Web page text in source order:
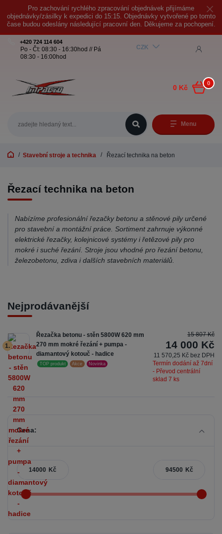
Pro zachování rychlého zpracování objednávek přijímáme
objednávky/zásilky k expedici do 15:15. Objednávky vytvořené po tomto
čase budou odeslány následující pracovní den. Děkujeme za pochopení.
Menu
CZK
+420 724 114 604
Po - Čt: 08:30 - 16:30hod // Pá
08:30 - 16:00hod
0
0 Kč
Stavební stroje a technika Řezací technika na beton
Řezací technika na beton
Nabízíme profesionální řezačky betonu a stěnové pily určené
pro stavební a montážní práce. Sortiment zahrnuje výkonné
elektrické řezačky, kolejnicové systémy i řetězové pily pro
mokré i suché řezání. Stroje jsou vhodné pro řezání betonu,
železobetonu, zdiva i dalších stavebních materiálů.
Nejprodávanější
1.
Řezačka betonu - stěn 5800W 620 mm
270 mm mokré řezání + pumpa -
diamantový kotouč - hadice
Termín dodání až 7dní
- Převod centrální
sklad 7 ks
TOP produkt Akce Novinka
15 807 Kč
14 000 Kč
11 570,25 Kč bez DPH
Cena:
Kč Kč